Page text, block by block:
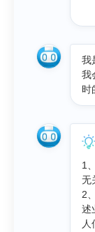
我
我
时
1
无
2
述
人